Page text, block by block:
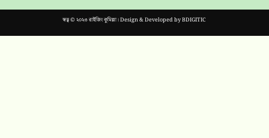
স্বত্ব © ২০২৩ রাইজিং কুমিল্লা। Design & Developed byBDIGITIC